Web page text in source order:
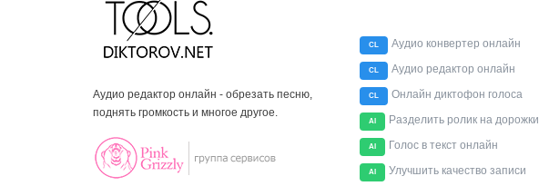
Аудио редактор онлайн - обрезать песню,
поднять громкость и многое другое.
CL Аудио конвертер онлайн
CL Аудио редактор онлайн
CL Онлайн диктофон голоса
AI Разделить ролик на дорожки
AI Голос в текст онлайн
AI Улучшить качество записи